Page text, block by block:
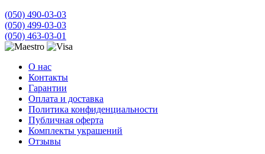
(050) 490-03-03
(050) 499-03-03
(050) 463-03-01
О нас
Контакты
Гарантии
Оплата и доставка
Политика конфиденциальности
Публичная оферта
Комплекты украшений
Отзывы